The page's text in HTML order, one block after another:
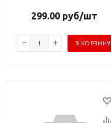
299.00руб/шт
В КОРЗИНУ